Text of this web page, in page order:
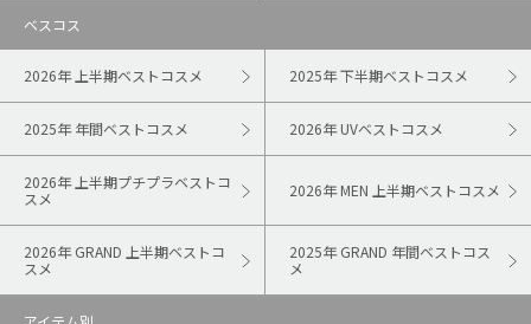
ベスコス
2026年 上半期ベストコスメ 2025年 下半期ベストコスメ
2025年 年間ベストコスメ 2026年 UVベストコスメ
2026年 上半期プチプラベストコ
スメ
2026年 MEN 上半期ベストコスメ
2026年 GRAND 上半期ベストコ
スメ
2025年 GRAND 年間ベストコス
メ